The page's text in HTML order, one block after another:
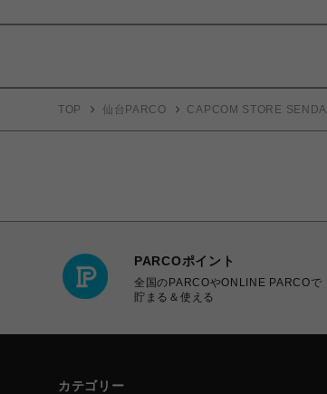
TOP 仙台PARCO CAPCOM STORE SENDAI
PARCOポイント
全国のPARCOやONLINE PARCOで
貯まる＆使える
カテゴリー